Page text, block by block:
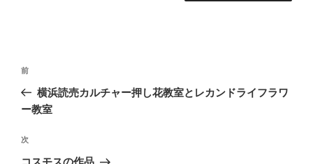
投
ナ
ゲ
ー
前
の
前
横浜読売カルチャー押し花教室とレカンドライフラワ
ー教室
次
の
次